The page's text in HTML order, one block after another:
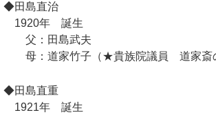
◆田島直治
1920年 誕生
父：田島武夫
母：道家竹子（★貴族院議員 道家斎
◆田島直重
1921年 誕生